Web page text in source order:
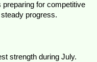
for competitive
progress.
strength during July.